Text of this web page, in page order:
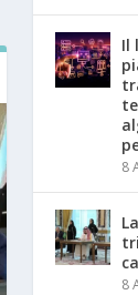
Il
8
8